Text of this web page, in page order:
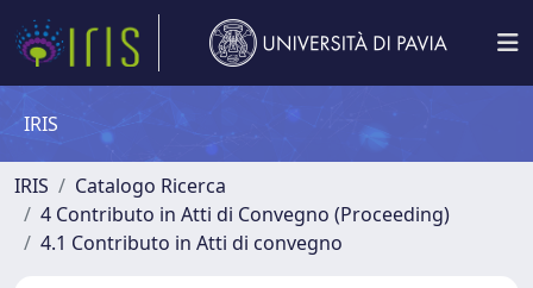
IRIS
IRIS
Catalogo Ricerca
4 Contributo in Atti di Convegno (Proceeding)
4.1 Contributo in Atti di convegno